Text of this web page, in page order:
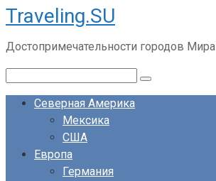
Перейти
к
контенту
Traveling.SU
Достопримечательности городов Мира
Северная Америка
Мексика
США
Европа
Германия